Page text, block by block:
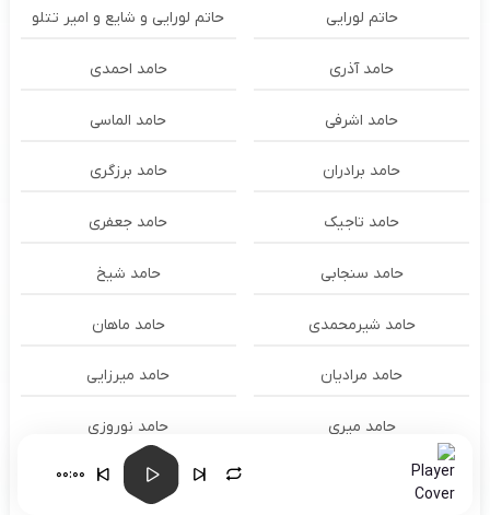
حاتم لورایی حاتم لورایی و شایع و امیر تتلو
حامد آذری حامد احمدی
حامد اشرفی حامد الماسی
حامد برادران حامد برزگری
حامد تاجیک حامد جعفری
حامد سنجابی حامد شیخ
حامد شیرمحمدی حامد ماهان
حامد مرادیان حامد میرزایی
حامد میری حامد نوروزی
حامد هنرور 00:00